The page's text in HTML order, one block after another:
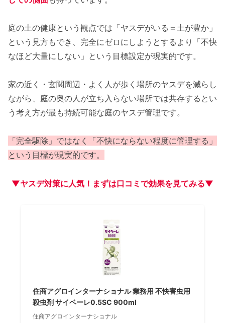
庭の土の健康という観点では「ヤスデがいる＝土が豊か」
という見方もでき、完全にゼロにしようとするより「不快
なほど大量にしない」という目標設定が現実的です。
家の近く・玄関周辺・よく人が歩く場所のヤスデを減らし
ながら、庭の奥の人が立ち入らない場所では共存するとい
う考え方が最も持続可能な庭のヤスデ管理です。
「完全駆除」ではなく「不快にならない程度に管理する」
という目標が現実的です。
▼ヤスデ対策に人気！まずは口コミで効果を見てみる▼
住商アグロインターナショナル 業務用 不快害虫用
殺虫剤 サイベーレ0.5SC 900ml
住商アグロインターナショナル